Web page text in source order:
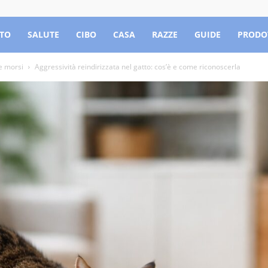
SALUTE CIBO CASA RAZZE GUIDE
morsi Aggressività reindirizzata nel gatto: cos’è e come riconoscerla